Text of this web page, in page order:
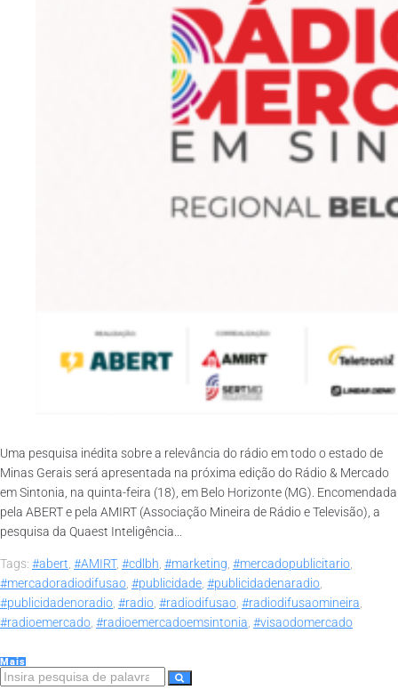
Uma pesquisa inédita sobre a relevância do rádio em todo o estado de
Minas Gerais será apresentada na próxima edição do Rádio & Mercado
em Sintonia, na quinta-feira (18), em Belo Horizonte (MG). Encomendada
pela ABERT e pela AMIRT (Associação Mineira de Rádio e Televisão), a
pesquisa da Quaest Inteligência...
Tags: #abert, #AMIRT, #cdlbh, #marketing, #mercadopublicitario,
#mercadoradiodifusao, #publicidade, #publicidadenaradio,
#publicidadenoradio, #radio, #radiodifusao, #radiodifusaomineira,
#radioemercado, #radioemercadoemsintonia, #visaodomercado
Mais